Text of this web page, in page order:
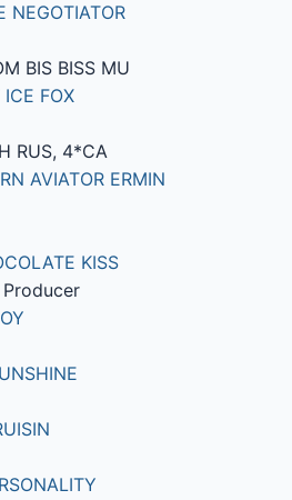
NEGOTIATOR
BIS BISS MU
FOX
RUS, 4*CA
AVIATOR ERMIN
KISS